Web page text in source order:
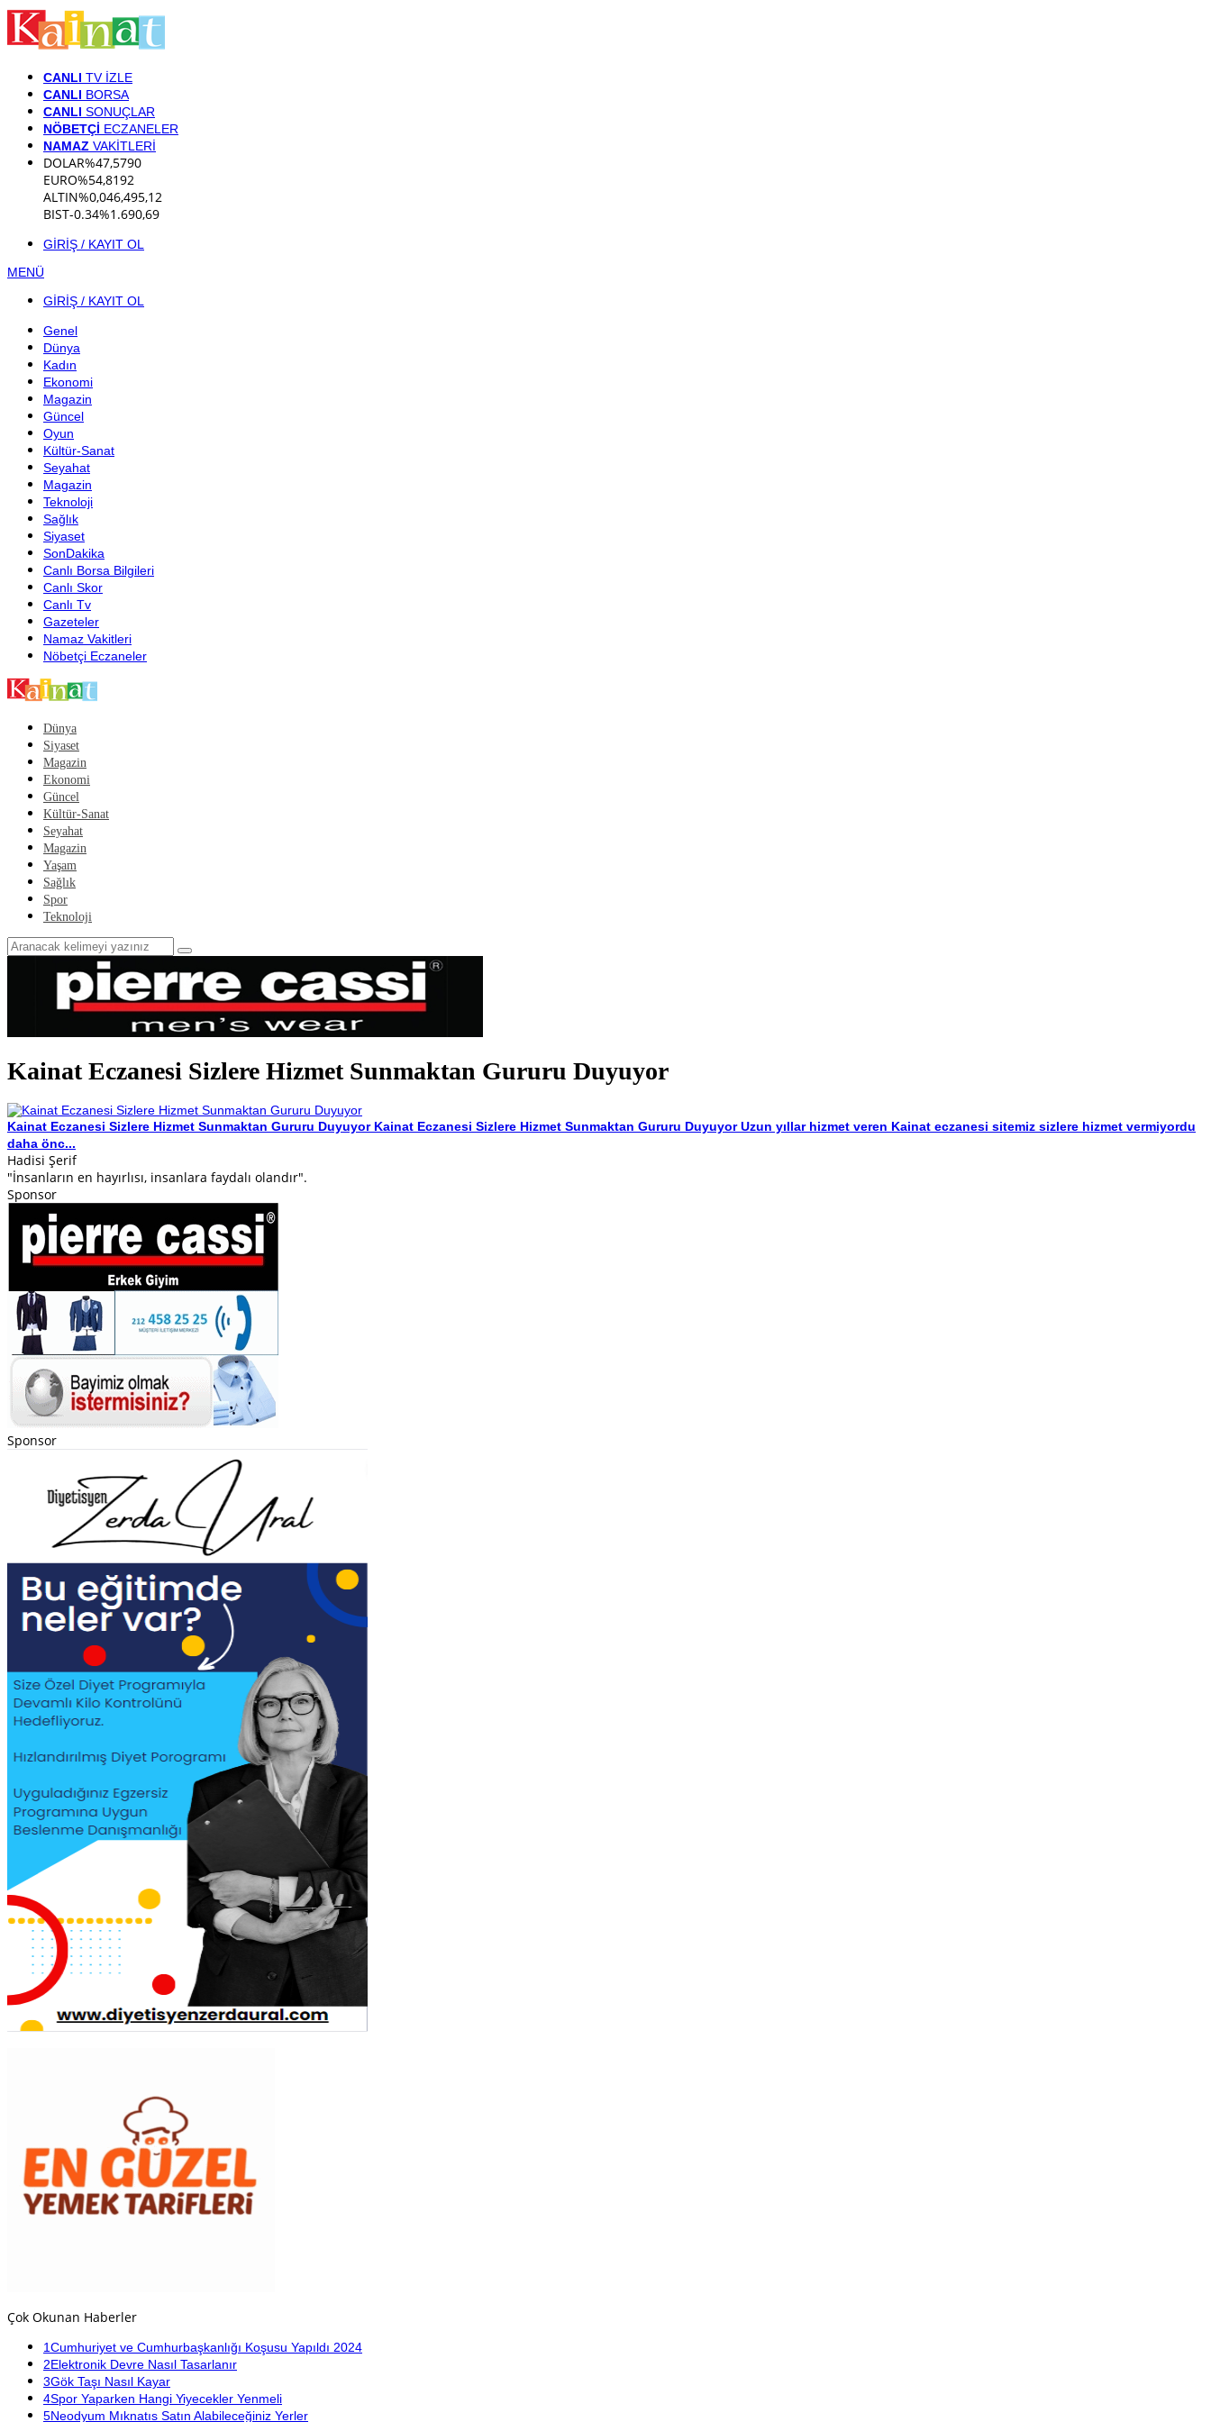
CANLI TV İZLE
CANLI BORSA
CANLI SONUÇLAR
NÖBETÇİ ECZANELER
NAMAZ VAKİTLERİ
DOLAR%47,5790
EURO%54,8192
ALTIN%0,046,495,12
BIST-0.34%1.690,69
GİRİŞ / KAYIT OL
MENÜ
GİRİŞ / KAYIT OL
Genel
Dünya
Kadın
Ekonomi
Magazin
Güncel
Oyun
Kültür-Sanat
Seyahat
Magazin
Teknoloji
Sağlık
Siyaset
SonDakika
Canlı Borsa Bilgileri
Canlı Skor
Canlı Tv
Gazeteler
Namaz Vakitleri
Nöbetçi Eczaneler
Dünya
Siyaset
Magazin
Ekonomi
Güncel
Kültür-Sanat
Seyahat
Magazin
Yaşam
Sağlık
Spor
Teknoloji
Kainat Eczanesi Sizlere Hizmet Sunmaktan Gururu Duyuyor
Kainat Eczanesi Sizlere Hizmet Sunmaktan Gururu Duyuyor Kainat Eczanesi Sizlere Hizmet Sunmaktan Gururu Duyuyor Uzun yıllar hizmet veren Kainat eczanesi sitemiz sizlere hizmet vermiyordu
daha önc...
Hadisi Şerif
"İnsanların en hayırlısı, insanlara faydalı olandır".
Sponsor
Sponsor
Çok Okunan Haberler
1Cumhuriyet ve Cumhurbaşkanlığı Koşusu Yapıldı 2024
2Elektronik Devre Nasıl Tasarlanır
3Gök Taşı Nasıl Kayar
4Spor Yaparken Hangi Yiyecekler Yenmeli
5Neodyum Mıknatıs Satın Alabileceğiniz Yerler